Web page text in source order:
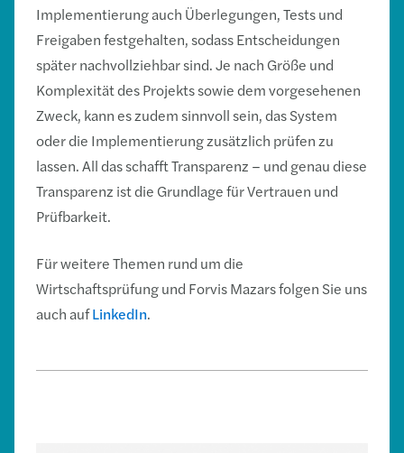
Implementierung auch Überlegungen, Tests und
Freigaben festgehalten, sodass Entscheidungen
später nachvollziehbar sind. Je nach Größe und
Komplexität des Projekts sowie dem vorgesehenen
Zweck, kann es zudem sinnvoll sein, das System
oder die Implementierung zusätzlich prüfen zu
lassen. All das schafft Transparenz – und genau diese
Transparenz ist die Grundlage für Vertrauen und
Prüfbarkeit.
Für weitere Themen rund um die
Wirtschaftsprüfung und Forvis Mazars folgen Sie uns
auch aufLinkedIn.